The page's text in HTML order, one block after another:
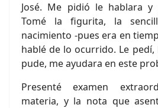
José. Me pidió le hablara y
Tomé la figurita, la
nacimiento -pues era en
hablé de lo ocurrido. Le
pude, me ayudara en este
Presenté examen
materia, y la nota que